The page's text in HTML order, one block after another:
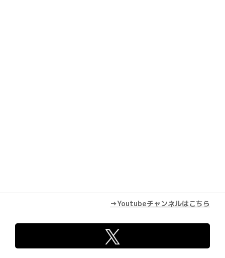
→Youtubeチャンネルはこちら